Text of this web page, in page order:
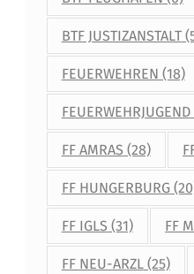
BTF JUSTIZANSTALT
FEUERWEHREN (18)
FEUERWEHRJUGEND
FF AMRAS (28)
FF HUNGERBURG
FF IGLS (31) FF
FF NEU-ARZL(25)